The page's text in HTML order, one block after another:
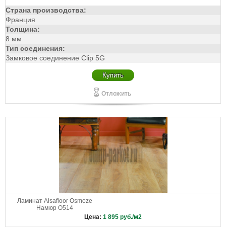
Страна производства:
Франция
Толщина:
8 мм
Тип соединения:
Замковое соединение Clip 5G
Купить
Отложить
Ламинат Alsafloor Osmoze
Намюр O514
Цена: 1 895 руб./м2